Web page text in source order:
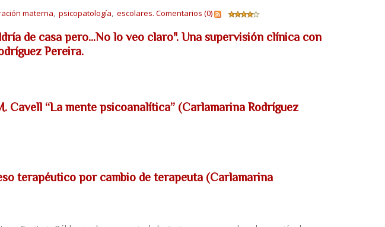
materna, psicopatología, escolares. Comentarios (0)
de casa pero...No lo veo claro". Una supervisión clínica con
Pereira.
Cavell “La mente psicoanalítica” (Carlamarina Rodríguez
terapéutico por cambio de terapeuta (Carlamarina